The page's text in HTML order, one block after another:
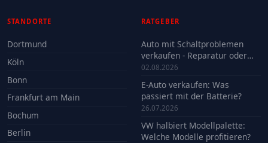
STANDORTE
Dortmund
Köln
Bonn
Frankfurt am Main
Bochum
Berlin
RATGEBER
Auto mit Schaltproblemen
verkaufen - Reparatur oder
Verkauf?
02.08.2026
E-Auto verkaufen: Was
passiert mit der Batterie?
26.07.2026
VW halbiert Modellpalette:
Welche Modelle profitieren?